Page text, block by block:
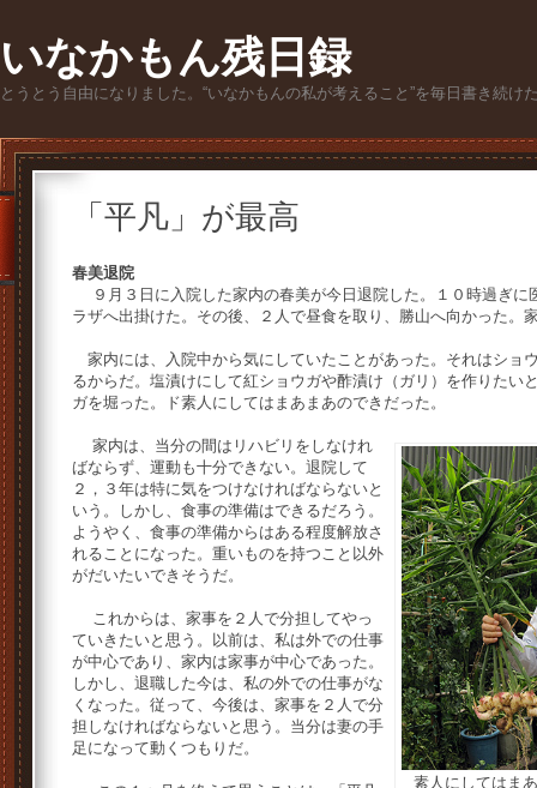
いなかもん残日録
とうとう自由になりました。“いなかもんの私が考えること”を毎日書き続け
「平凡」が最高
春美退院
９月３日に入院した家内の春美が今日退院した。１０時過ぎに
ラザへ出掛けた。その後、２人で昼食を取り、勝山へ向かった。
家内には、入院中から気にしていたことがあった。それはショ
るからだ。塩漬けにして紅ショウガや酢漬け（ガリ）を作りたい
ガを堀った。ド素人にしてはまあまあのできだった。
素人にしてはま
家内は、当分の間はリハビリをしなけれ
ばならず、運動も十分できない。退院して
２，３年は特に気をつけなければならないと
いう。しかし、食事の準備はできるだろう。
ようやく、食事の準備からはある程度解放さ
れることになった。重いものを持つこと以外
がだいたいできそうだ。
これからは、家事を２人で分担してやっ
ていきたいと思う。以前は、私は外での仕事
が中心であり、家内は家事が中心であった。
しかし、退職した今は、私の外での仕事がな
くなった。従って、今後は、家事を２人で分
担しなければならないと思う。当分は妻の手
足になって動くつもりだ。